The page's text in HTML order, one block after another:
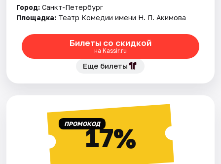
Город: Санкт-Петербург
Площадка: Театр Комедии имени Н. П. Акимова
Билеты со скидкой
на Kassir.ru
Еще билеты
ПРОМОКОД17%